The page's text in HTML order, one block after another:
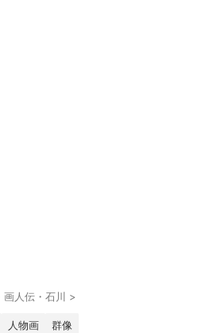
画人伝・石川 >
人物画 群像